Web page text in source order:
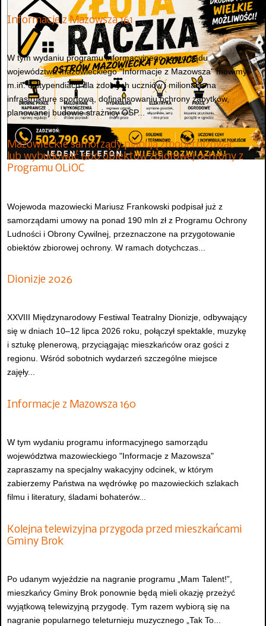
Informacje z Mazowsza 161
W tym wydaniu programu informacyjnego samorządu
województwa mazowieckiego "Informacje z Mazowsza" mówimy
m.in. o stypendiach dla zdolnych uczniów i milionach na
infrastrukturę sportową, dofinansowaniu ochrony zabytków,
planowanej budowie strażnicy OSP...
Mazowieckie samorządy planują zmodernizować
lub wybudować 600 obiektów zbiorowej ochrony z
Programu OLiOC
Wojewoda mazowiecki Mariusz Frankowski podpisał już z
samorządami umowy na ponad 190 mln zł z Programu Ochrony
Ludności i Obrony Cywilnej, przeznaczone na przygotowanie
obiektów zbiorowej ochrony. W ramach dotychczas...
Dionizje 2026
XXVIII Międzynarodowy Festiwal Teatralny Dionizje, odbywający
się w dniach 10–12 lipca 2026 roku, połączył spektakle, muzykę
i sztukę plenerową, przyciągając mieszkańców oraz gości z
regionu. Wśród sobotnich wydarzeń szczególne miejsce
zajęły...
Informacje z Mazowsza 160
W tym wydaniu programu informacyjnego samorządu
województwa mazowieckiego "Informacje z Mazowsza"
zapraszamy na specjalny wakacyjny odcinek, w którym
zabierzemy Państwa na wędrówkę po mazowieckich szlakach
filmu i literatury, śladami bohaterów...
Kolejna telewizyjna przygoda przed mieszkańcami
Gminy Brok
Po udanym wyjeździe na nagranie programu „Mam Talent!”,
mieszkańcy Gminy Brok ponownie będą mieli okazję przeżyć
wyjątkową telewizyjną przygodę. Tym razem wybiorą się na
nagranie popularnego teleturnieju muzycznego „Tak To...